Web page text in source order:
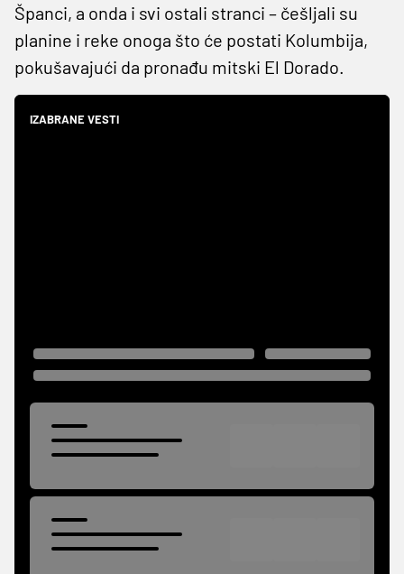
Španci, a onda i svi ostali stranci – češljali su
planine i reke onoga što će postati Kolumbija,
pokušavajući da pronađu mitski El Dorado.
IZABRANE VESTI